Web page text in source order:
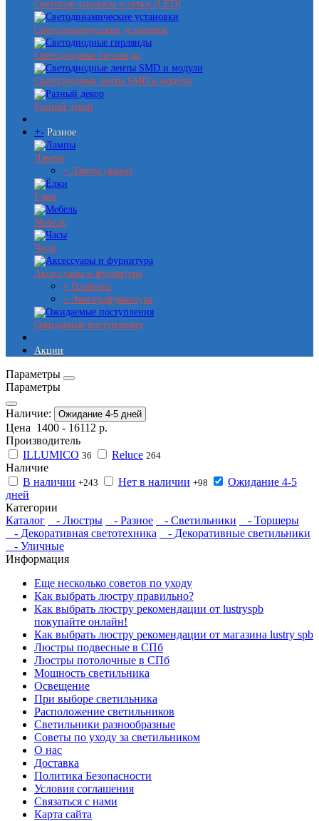
Световые занавесы и сетки (LED)
Светодинамические установки
Светодиодные гирлянды
Светодиодные ленты SMD и модули
Разный декор
+- Разное
Лампы
+ Лампы (gauss)
Ёлки
Мебель
Часы
Аксессуары и фурнитура
+ Плафоны
+ Электрофурнитура
Ожидаемые поступления
Акции
Параметры
Параметры
Наличие: Ожидание 4-5 дней
Цена 1400 - 16112 р.
Производитель
ILLUMICO 36 Reluce 264
Наличие
В наличии +243 Нет в наличии +98
Ожидание 4-5
дней
Категории
Каталог
- Люстры - Разное - Светильники
- Торшеры
- Декоративная светотехника
- Декоративные светильники
- Уличные
Информация
Еще несколько советов по уходу
Как выбрать люстру правильно?
Как выбрать люстру рекомендации от lustryspb
покупайте онлайн!
Как выбрать люстру рекомендации от магазина lustry spb
Люстры подвесные в СПб
Люстры потолочные в СПб
Мощность светильника
Освещение
При выборе светильника
Расположение светильников
Светильники разнообразные
Советы по уходу за светильником
О нас
Доставка
Политика Безопасности
Условия соглашения
Связаться с нами
Карта сайта